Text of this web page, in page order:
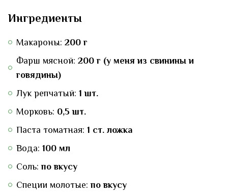
Ингредиенты
Макароны: 200 г
Фарш мясной: 200 г (у меня из свинины и
говядины)
Лук репчатый: 1 шт.
Морковь: 0,5 шт.
Паста томатная: 1 ст. ложка
Вода: 100 мл
Соль:по вкусу
Специи молотые:по вкусу